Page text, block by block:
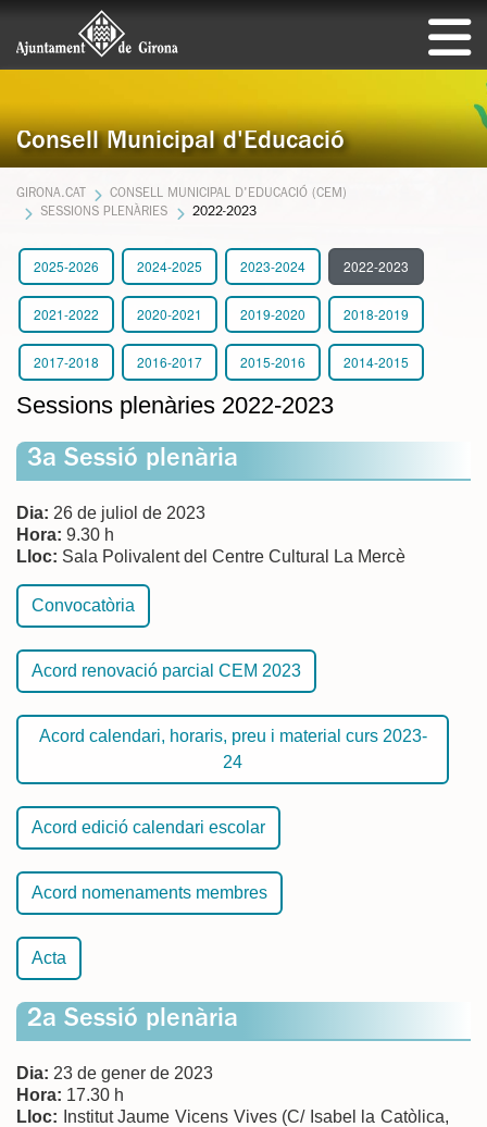
Consell Municipal d'Educació
GIRONA.CAT
CONSELL MUNICIPAL D'EDUCACIÓ (CEM)
SESSIONS PLENÀRIES
2022-2023
2025-2026 2024-2025 2023-2024 2022-2023
2021-2022 2020-2021 2019-2020 2018-2019
2017-2018 2016-2017 2015-2016 2014-2015
Sessions plenàries 2022-2023
3a Sessió plenària
Dia: 26 de juliol de 2023
Hora: 9.30 h
Lloc: Sala Polivalent del Centre Cultural La Mercè
Convocatòria
Acord renovació parcial CEM 2023
Acord calendari, horaris, preu i material curs 2023-
24
Acord edició calendari escolar
Acord nomenaments membres
Acta
2a Sessió plenària
Dia: 23 de gener de 2023
Hora: 17.30 h
Lloc:
Institut Jaume Vicens Vives (C/ Isabel la Catòlica,